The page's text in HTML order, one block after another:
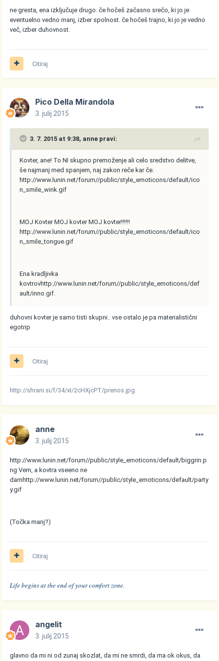
ne gresta, ena izključuje drugo. če hočeš začasno srečo, ki jo je
eventuelno vedno manj, izber spolnost. če hočeš trajno, ki jo je vedno
več, izber duhovnost.
Citiraj
Pico Della Mirandola
3. julij 2015
3. 7. 2015 at 9:38, anne pravi:
Kovter, ane! To NI skupno premoženje ali celo sredstvo delitve,
še najmanj med spanjem, naj zakon reče kar če.
http://www.lunin.net/forum//public/style_emoticons/default/ico
n_smile_wink.gif
MOJ Kovter MOJ kovter MOJ kovter!!!!!!
http://www.lunin.net/forum//public/style_emoticons/default/ico
n_smile_tongue.gif
Ena kradljivka
kovtrovhttp://www.lunin.net/forum//public/style_emoticons/def
ault/inno.gif
duhovni kovter je samo tisti skupni.. vse ostalo je pa materialistični
egotrip
Citiraj
http://shrani.si/f/34/xI/2cHXjcPT/prenos.jpg
anne
3. julij 2015
http://www.lunin.net/forum//public/style_emoticons/default/biggrin.p
ng Vem, a kovtra vseeno ne
damhttp://www.lunin.net/forum//public/style_emoticons/default/party
y.gif
(Točka manj?)
Citiraj
Life begins at the end of your comfort zone.
angelit
3. julij 2015
glavno da mi ni od zunaj skozlat, da mi ne smrdi, da ma ok okus, da